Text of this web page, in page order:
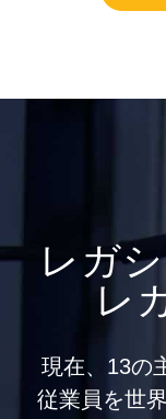
レガ
レ
現在、13の
従業員を世